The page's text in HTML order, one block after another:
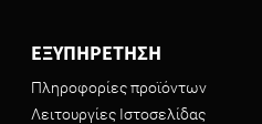
ΕΞΥΠΗΡΕΤΗΣΗ
Πληροφορίες προϊόντων
Λειτουργίες Ιστοσελίδας